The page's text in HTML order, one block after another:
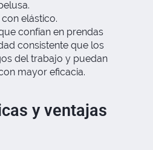
elástico.
confían en prendas
consistente que los
del trabajo y puedan
mayor eficacia.
y ventajas